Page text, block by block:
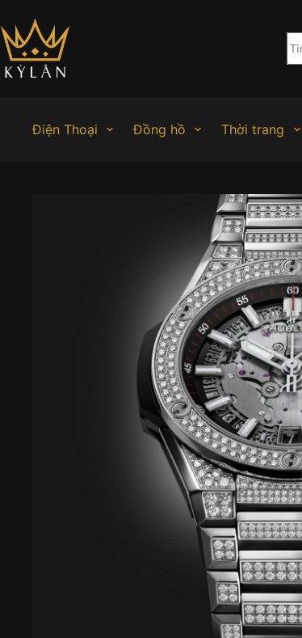
đến
phần
nội
dung
Điện Thoại Đồng hồ Thời trang